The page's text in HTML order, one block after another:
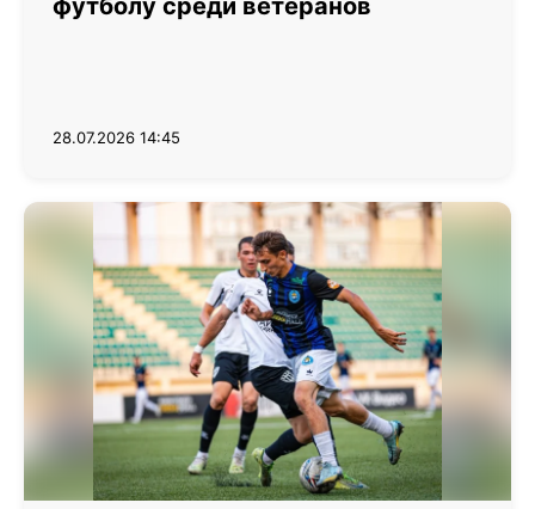
футболу среди ветеранов
28.07.2026 14:45